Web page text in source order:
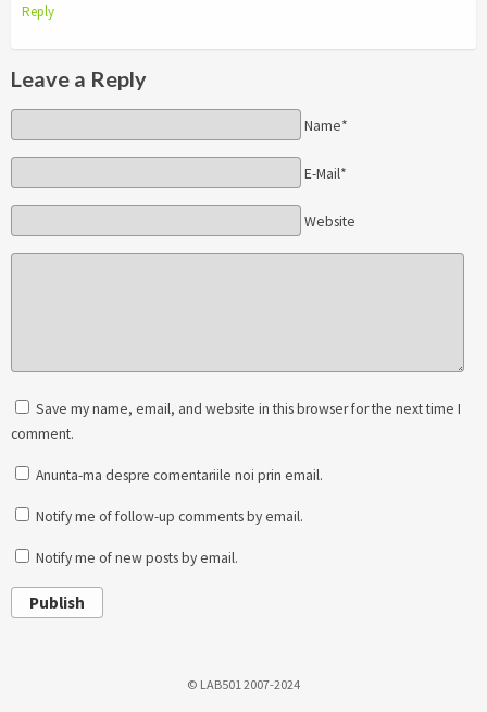
Reply
Leave a Reply
Name*
E-Mail*
Website
Save my name, email, and website in this browser for the next time I
comment.
Anunta-ma despre comentariile noi prin email.
Notify me of follow-up comments by email.
Notify me of new posts by email.
Publish
© LAB501 2007-2024